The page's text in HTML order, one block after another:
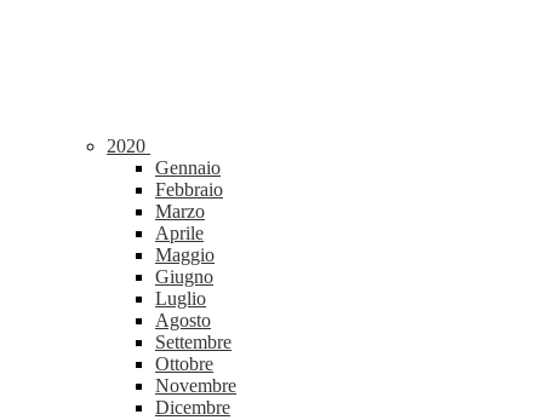
2020
Gennaio
Febbraio
Marzo
Aprile
Maggio
Giugno
Luglio
Agosto
Settembre
Ottobre
Novembre
Dicembre